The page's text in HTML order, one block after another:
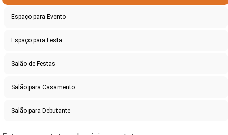
Espaço para Evento
Espaço para Festa
Salão de Festas
Salão para Casamento
Salão para Debutante